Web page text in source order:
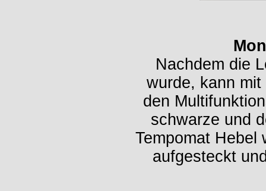
Nachdem die
wurde, kann
den
schwarze und
Tempomat Hebel
aufgesteckt